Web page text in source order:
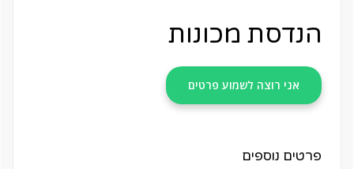
הנדסת מכונות
אני רוצה לשמוע פרטים
פרטים נוספים